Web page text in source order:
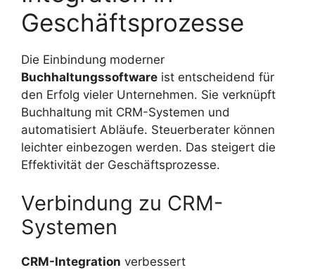
Geschäftsprozesse
Die Einbindung moderner
Buchhaltungssoftware ist entscheidend für
den Erfolg vieler Unternehmen. Sie verknüpft
Buchhaltung mit CRM-Systemen und
automatisiert Abläufe. Steuerberater können
leichter einbezogen werden. Das steigert die
Effektivität der Geschäftsprozesse.
Verbindung zu CRM-
Systemen
CRM-Integration verbessert